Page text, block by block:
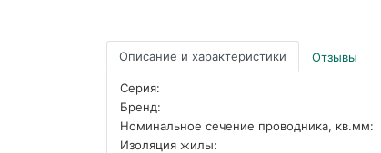
Описание и характеристики Отзывы
Серия:
Бренд:
Номинальное сечение проводника, кв.мм:
Изоляция жилы: